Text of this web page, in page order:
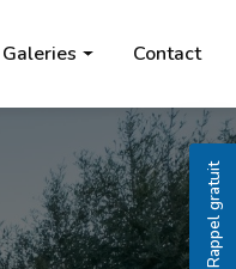
Rappel gratuit
Galeries
Carport
Store banne
Salon de jardin
Contact